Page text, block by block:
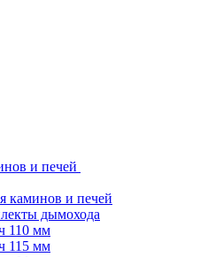
и печей
каминов и печей
дымохода
110 мм
115 мм